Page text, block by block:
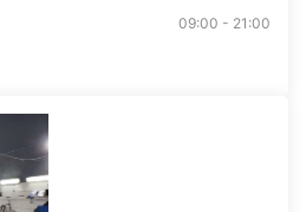
09:00 - 21:00